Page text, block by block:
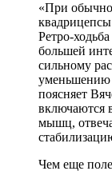
«При
Ретро-
большей
сильному
уменьшению
поясняет
включаются
мышц,
Чем еще